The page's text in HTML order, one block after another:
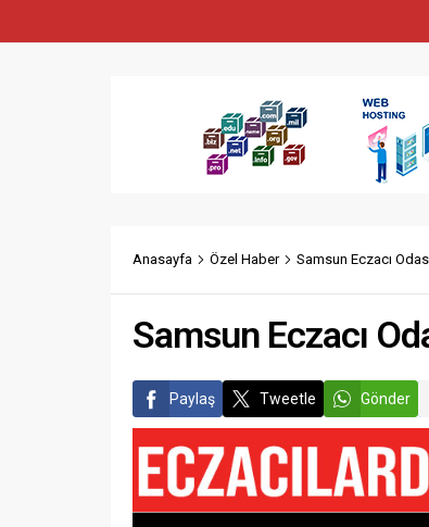
Anasayfa Özel Haber Samsun Eczacı
Samsun Eczacı
Paylaş Tweetle Gönder